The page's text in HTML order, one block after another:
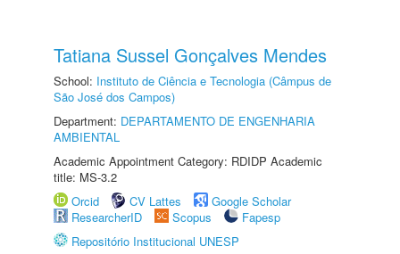
Tatiana Sussel Gonçalves Mendes
School: Instituto de Ciência e Tecnologia (Câmpus de
São José dos Campos)
Department: DEPARTAMENTO DE ENGENHARIA
AMBIENTAL
Academic Appointment Category: RDIDP Academic
title: MS-3.2
Orcid
CV Lattes
Google Scholar
ResearcherID
Scopus
Fapesp
Repositório Institucional UNESP